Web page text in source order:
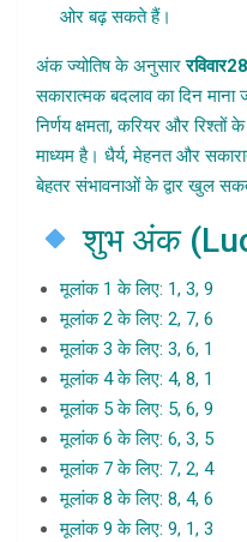
ओर बढ़ सकते हैं।
अंक ज्योतिष के अनुसाररविवार28
सकारात्मक बदलाव का दिन माना
निर्णय क्षमता, करियर और
माध्यम है। धैर्य, मेहनत और
बेहतर संभावनाओं के द्वार खुल
शुभ अंक
मूलांक 1 के लिए: 1, 3, 9
मूलांक 2 के लिए: 2, 7, 6
मूलांक 3 के लिए: 3, 6, 1
मूलांक 4 के लिए: 4, 8, 1
मूलांक 5 के लिए: 5, 6, 9
मूलांक 6 के लिए: 6, 3, 5
मूलांक 7 के लिए: 7, 2, 4
मूलांक 8 के लिए: 8, 4, 6
मूलांक 9 के लिए: 9, 1, 3